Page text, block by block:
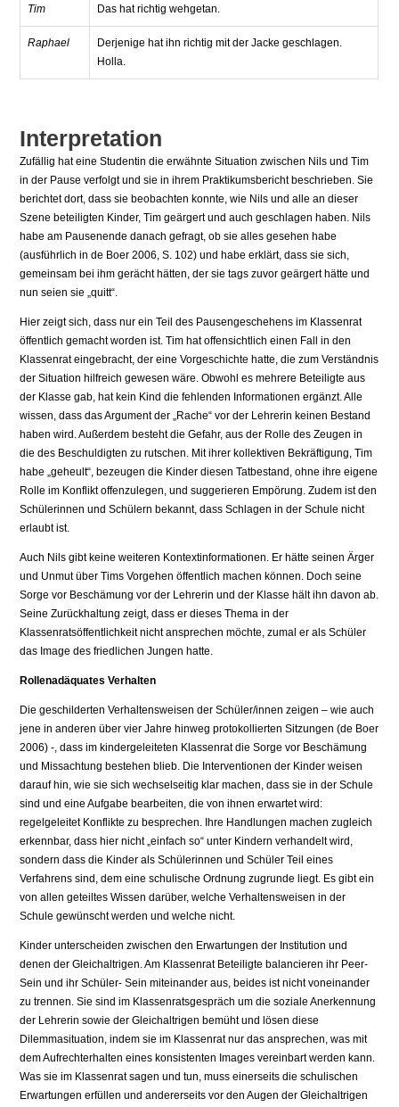
Tim Das hat richtig wehgetan.
Raphael
Derjenige hat ihn richtig mit der Jacke geschlagen.
Holla.
Interpretation
Zufällig hat eine Studentin die erwähnte Si­tuation zwischen Nils und Tim
in der Pau­se verfolgt und sie in ihrem Praktikumsbe­richt beschrieben. Sie
berichtet dort, dass sie beobachten konnte, wie Nils und alle an dieser
Szene beteiligten Kinder, Tim ge­ärgert und auch geschlagen haben. Nils
ha­be am Pausenende danach gefragt, ob sie alles gesehen habe
(ausführlich in de Boer 2006, S. 102) und habe erklärt, dass sie sich,
gemeinsam bei ihm gerächt hätten, der sie tags zuvor geärgert hätte und
nun seien sie „quitt“.
Hier zeigt sich, dass nur ein Teil des Pau­sengeschehens im Klassenrat
öffentlich ge­macht worden ist. Tim hat offensichtlich ei­nen Fall in den
Klassenrat eingebracht, der eine Vorgeschichte hatte, die zum Verständ­nis
der Situation hilfreich gewesen wäre. Ob­wohl es mehrere Beteiligte aus
der Klasse gab, hat kein Kind die fehlenden Informa­tionen ergänzt. Alle
wissen, dass das Argu­ment der „Rache“ vor der Lehrerin keinen Bestand
haben wird. Außerdem besteht die Gefahr, aus der Rolle des Zeugen in
die des Beschuldigten zu rutschen. Mit ihrer kollek­tiven Bekräftigung, Tim
habe „geheult“, be­zeugen die Kinder diesen Tatbestand, ohne ihre eigene
Rolle im Konflikt offenzulegen, und suggerieren Empörung. Zudem ist den
Schülerinnen und Schülern bekannt, dass Schlagen in der Schule nicht
erlaubt ist.
Auch Nils gibt keine weiteren Kontextinformationen. Er hätte seinen Ärger
und Unmut über Tims Vorgehen öffentlich ma­chen können. Doch seine
Sorge vor Be­schämung vor der Lehrerin und der Klas­se hält ihn davon ab.
Seine Zurückhaltung zeigt, dass er dieses Thema in der
Klassenratsöffentlichkeit nicht ansprechen möchte, zumal er als Schüler
das Image des fried­lichen Jungen hatte.
Rollenadäquates Verhalten
Die geschilderten Verhaltensweisen der Schüler/innen zeigen – wie auch
jene in anderen über vier Jahre hinweg protokol­lierten Sitzungen (de Boer
2006) -, dass im kindergeleiteten Klassenrat die Sorge vor Beschämung
und Missachtung beste­hen blieb. Die Interventionen der Kinder weisen
darauf hin, wie sie sich wechselsei­tig klar machen, dass sie in der Schule
sind und eine Aufgabe bearbeiten, die von ih­nen erwartet wird:
regelgeleitet Konflikte zu besprechen. Ihre Handlungen machen zugleich
erkennbar, dass hier nicht „einfach so“ unter Kindern verhandelt wird,
sondern dass die Kinder als Schülerinnen und Schüler Teil eines
Verfahrens sind, dem eine schulische Ordnung zugrunde liegt. Es gibt ein
von allen geteiltes Wissen darüber, welche Verhaltensweisen in der
Schule ge­wünscht werden und welche nicht.
Kinder unterscheiden zwischen den Er­wartungen der Institution und
denen der Gleichaltrigen. Am Klassenrat Beteiligte balancieren ihr Peer-
Sein und ihr Schüler- Sein miteinander aus, beides ist nicht von­einander
zu trennen. Sie sind im Klassenratsgespräch um die soziale Anerkennung
der Lehrerin sowie der Gleichaltrigen be­müht und lösen diese
Dilemmasituation, in­dem sie im Klassenrat nur das ansprechen, was mit
dem Aufrechterhalten eines kon­sistenten Images vereinbart werden kann.
Was sie im Klassenrat sagen und tun, muss einerseits die schulischen
Erwartungen er­füllen und andererseits vor den Augen der Gleichaltrigen